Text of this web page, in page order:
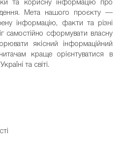
та корисну інформацію про
Мета нашого проєкту —
інформацію, факти та різні
самостійно сформувати власну
якісний інформаційний
краще орієнтуватися в
та світі.